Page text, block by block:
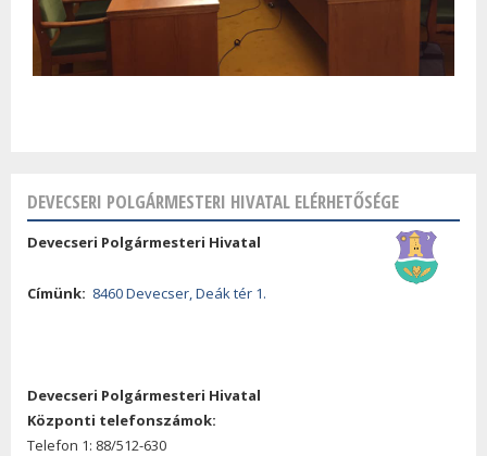
DEVECSERI POLGÁRMESTERI HIVATAL ELÉRHETŐSÉGE
Devecseri Polgármesteri Hivatal
Címünk: 8460 Devecser, Deák tér 1.
Devecseri Polgármesteri Hivatal
Központi telefonszámok:
Telefon 1: 88/512-630